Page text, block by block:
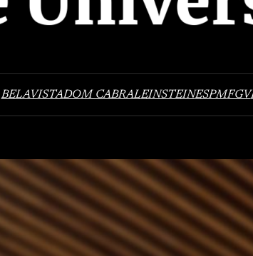
BELAVISTADOM CABRALEINSTEINESPMFGV